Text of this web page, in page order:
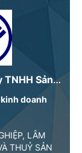
Công Ty TNHH Sản Xuất Thương Mại Dịch Vụ Giang Thủy
doanh
LÂM
THUỶ SẢN